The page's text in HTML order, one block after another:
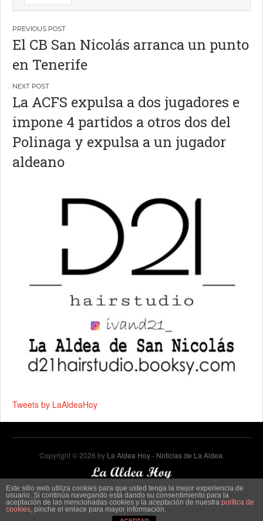
Navegación
de
entradas
El CB San Nicolás arranca un punto
en Tenerife
La ACFS expulsa a dos jugadores e
impone 4 partidos a otros dos del
Polinaga y expulsa a un jugador
aldeano
Tweets by LaAldeaHoy
Copyright © 2026 by La Aldea Hoy - Noticias de La Aldea
Este sitio web utiliza cookies para que usted tenga la mejor experiencia de
usuario. Si continúa navegando está dando su consentimiento para la
aceptación de las mencionadas cookies y la aceptación de nuestra política de
cookies, pinche el enlace para mayor información.